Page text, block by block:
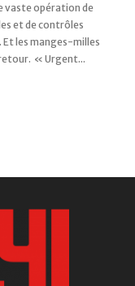
sont de retour. « Urgent...